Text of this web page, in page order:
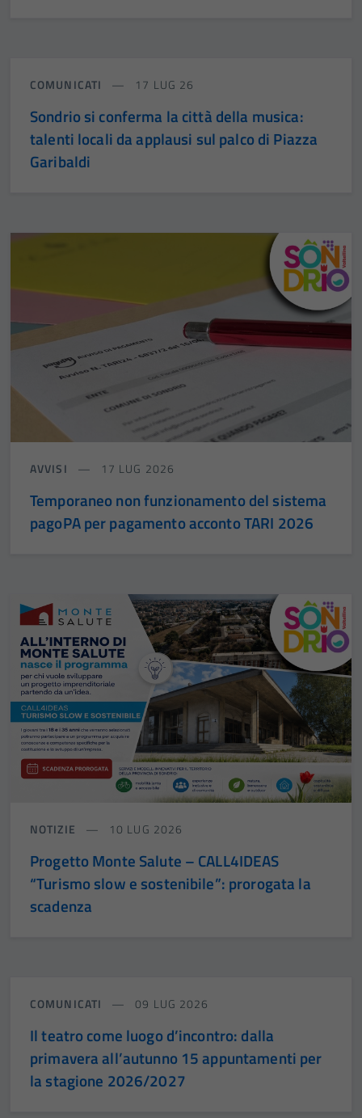
COMUNICATI 17 LUG 26
Sondrio si conferma la città della musica:
talenti locali da applausi sul palco di Piazza
Garibaldi
AVVISI 17 LUG 2026
Temporaneo non funzionamento del sistema
pagoPA per pagamento acconto TARI 2026
NOTIZIE 10 LUG 2026
Progetto Monte Salute – CALL4IDEAS
“Turismo slow e sostenibile”: prorogata la
scadenza
COMUNICATI 09 LUG 2026
Il teatro come luogo d’incontro: dalla
primavera all’autunno 15 appuntamenti per
la stagione 2026/2027